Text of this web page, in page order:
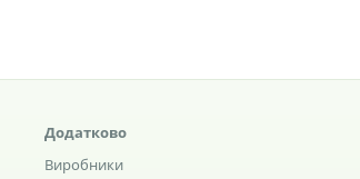
Додатково
Виробники